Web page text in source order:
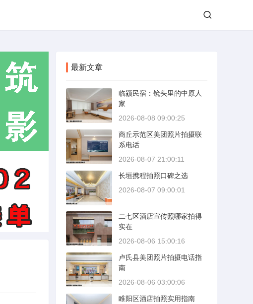
最新文章
临颍民宿：镜头里的中原人
家
2026-08-08 09:00:25
商丘示范区美团照片拍摄联
系电话
2026-08-07 21:00:11
长垣携程拍照口碑之选
2026-08-07 09:00:01
二七区酒店宣传照哪家拍得
实在
2026-08-06 15:00:16
卢氏县美团照片拍摄电话指
南
2026-08-06 03:00:06
睢阳区酒店拍照实用指南